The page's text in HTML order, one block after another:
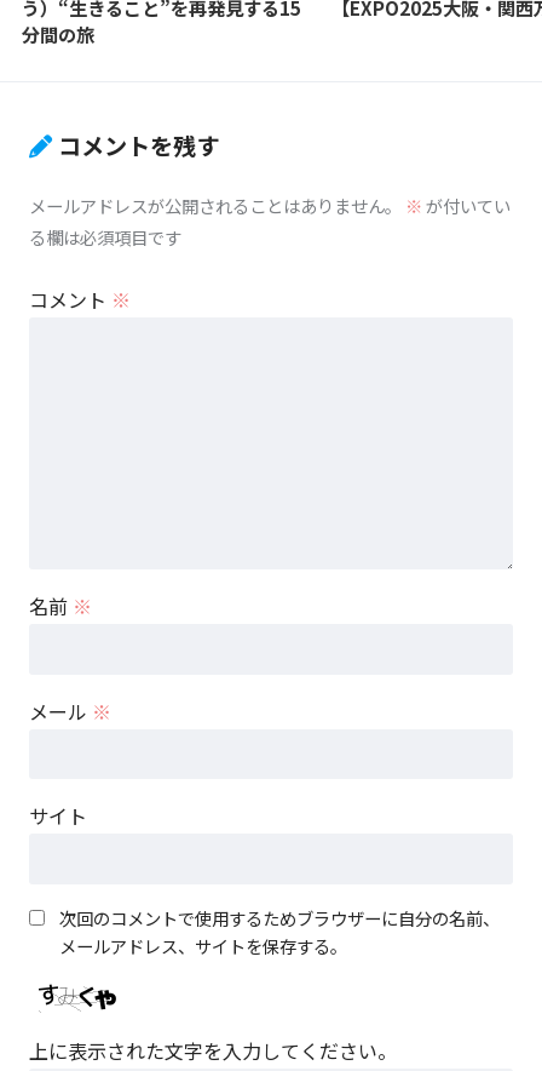
う）“生きること”を再発見する15
分間の旅
【EXPO2025大阪・関西
コメントを残す
メールアドレスが公開されることはありません。 ※が付いてい
る欄は必須項目です
コメント ※
名前 ※
メール ※
サイト
次回のコメントで使用するためブラウザーに自分の名前、
メールアドレス、サイトを保存する。
上に表示された文字を入力してください。